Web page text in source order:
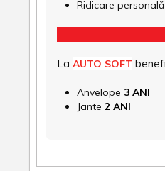
Ridicare
La AUTO SOFT
Anvelope 3 ANI
Jante 2 ANI